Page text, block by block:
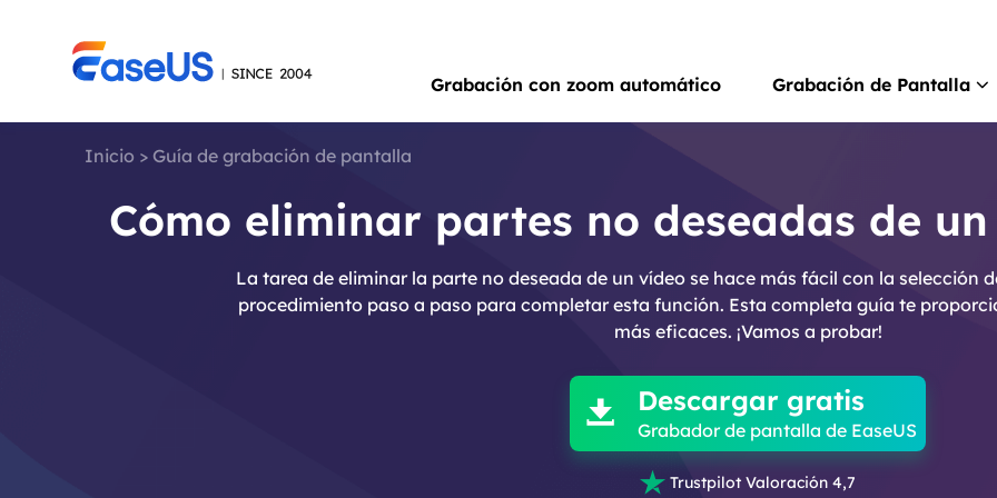
Grabación con zoom automático Grabación de Pantalla
Inicio > Guía de grabación de pantalla
Cómo eliminar partes no deseadas de
La tarea de eliminar la parte no deseada de un vídeo se hace más fácil con la selección
procedimiento paso a paso para completar esta función. Esta completa guía te
más eficaces. ¡Vamos a probar!

 Descargar gratis
Grabador de pantalla de EaseUS
 Trustpilot Valoración 4,7